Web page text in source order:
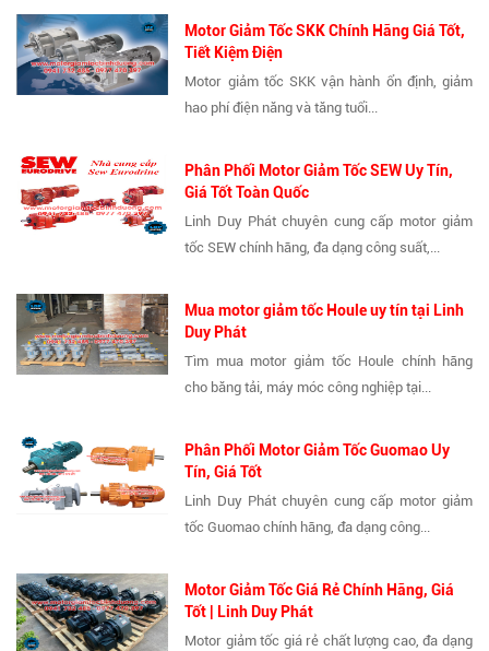
Motor Giảm Tốc SKK Chính Hãng Giá Tốt,
Tiết Kiệm Điện
Motor giảm tốc SKK vận hành ổn định, giảm
hao phí điện năng và tăng tuổi...
Phân Phối Motor Giảm Tốc SEW Uy Tín,
Giá Tốt Toàn Quốc
Linh Duy Phát chuyên cung cấp motor giảm
tốc SEW chính hãng, đa dạng công suất,...
Mua motor giảm tốc Houle uy tín tại Linh
Duy Phát
Tìm mua motor giảm tốc Houle chính hãng
cho băng tải, máy móc công nghiệp tại...
Phân Phối Motor Giảm Tốc Guomao Uy
Tín, Giá Tốt
Linh Duy Phát chuyên cung cấp motor giảm
tốc Guomao chính hãng, đa dạng công...
Motor Giảm Tốc Giá Rẻ Chính Hãng, Giá
Tốt | Linh Duy Phát
Motor giảm tốc giá rẻ chất lượng cao, đa dạng